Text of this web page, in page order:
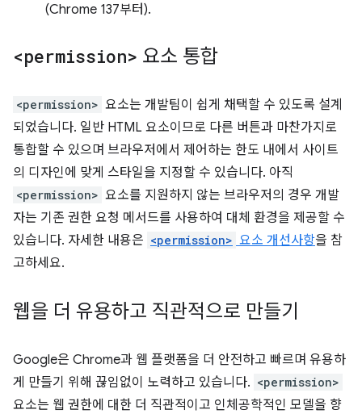
(Chrome 137부터).
<permission> 요소 통합
<permission> 요소는 개발팀이 쉽게 채택할 수 있도록 설계
되었습니다. 일반 HTML 요소이므로 다른 버튼과 마찬가지로
통합할 수 있으며 브라우저에서 제어하는 한도 내에서 사이트
의 디자인에 맞게 스타일을 지정할 수 있습니다. 아직
<permission> 요소를 지원하지 않는 브라우저의 경우 개발
자는 기존 권한 요청 메서드를 사용하여 대체 환경을 제공할 수
있습니다. 자세한 내용은 <permission> 요소 개선사항을 참
고하세요.
웹을 더 유용하고 직관적으로 만들기
Google은 Chrome과 웹 플랫폼을 더 안전하고 빠르며 유용하
게 만들기 위해 끊임없이 노력하고 있습니다. <permission>
요소는 웹 권한에 대한 더 직관적이고 인체공학적인 모델을 향